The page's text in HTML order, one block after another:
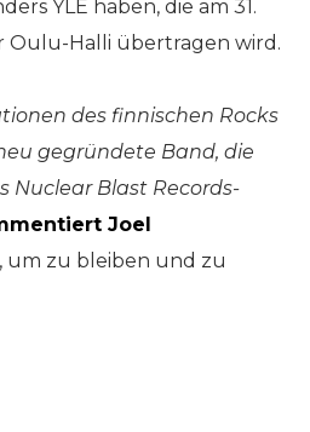
YLE haben, die am 31.
Oulu-Halli übertragen wird.
des finnischen Rocks
gegründete Band, die
Nuclear Blast Records-
Joel
um zu bleiben und zu